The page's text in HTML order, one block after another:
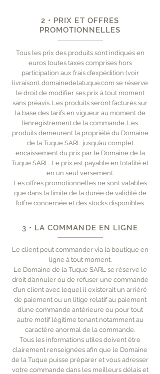
2 • PRIX ET OFFRES
PROMOTIONNELLES
Tous les prix des produits sont indiqués en
euros toutes taxes comprises hors
participation aux frais d’expédition (voir
livraison). domainedelatuque.com se réserve
le droit de modifier ses prix à tout moment
sans préavis. Les produits seront facturés sur
la base des tarifs en vigueur au moment de
l’enregistrement de la commande. Les
produits demeurent la propriété du Domaine
de la Tuque SARL jusqu’au complet
encaissement du prix par le Domaine de la
Tuque SARL. Le prix est payable en totalité et
en un seul versement.
Les offres promotionnelles ne sont valables
que dans la limite de la durée de validité de
l’offre concernée et des stocks disponibles.
3 • LA COMMANDE EN LIGNE
Le client peut commander via la boutique en
ligne à tout moment.
Le Domaine de la Tuque SARL se réserve le
droit d’annuler ou de refuser une commande
d’un client avec lequel il existerait un arriéré
de paiement ou un litige relatif au paiement
d’une commande antérieure ou pour tout
autre motif légitime tenant notamment au
caractère anormal de la commande.
Tous les informations utiles doivent être
clairement renseignées afin que le Domaine
de la Tuque puisse préparer et vous adresser
votre commande dans les meilleurs délais et